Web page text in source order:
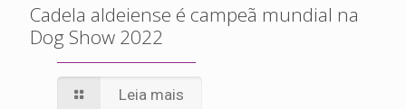
Cadela aldeiense é campeã mundial na
Dog Show 2022
Leia mais